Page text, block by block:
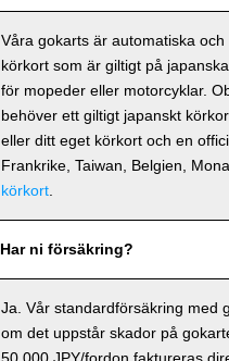
Våra gokarts är automatiska
körkort som är giltigt på
för mopeder eller motorcyklar.
behöver ett giltigt japanskt
eller ditt eget körkort och en
Frankrike, Taiwan, Belgien,
körkort
Har ni försäkring?
Ja. Vår standardförsäkring med
om det uppstår skador på